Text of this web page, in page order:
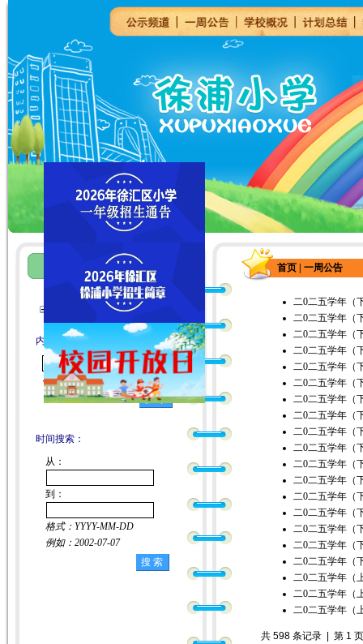
首页 | 一周公告
一周公告
内容搜索：
不能包含特殊字符
时间搜索：
从：
到：
格式：YYYY-MM-DD
例如：2002-07-07
二0二五学年（
二0二五学年（
二0二五学年（
二0二五学年（
二0二五学年（
二0二五学年（
二0二五学年（
二0二五学年（
二0二五学年（
二0二五学年（
二0二五学年（
二0二五学年（
二0二五学年（
二0二五学年（
二0二五学年（
二0二五学年（
二0二五学年（
二0二五学年（
二0二五学年（
二0二五学年（
共 598 条记录 | 第 1